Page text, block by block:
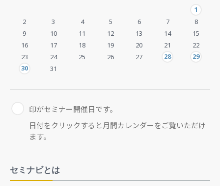
1
2
3 4 5 6 7
8
9
10 11 12 13 14
15
16
17 18 19 20 21
22
23
24 25 26 27 28
29
30
31
印がセミナー開催日です。
日付をクリックすると月間カレンダーをご覧いただけ
ます。
セミナビとは